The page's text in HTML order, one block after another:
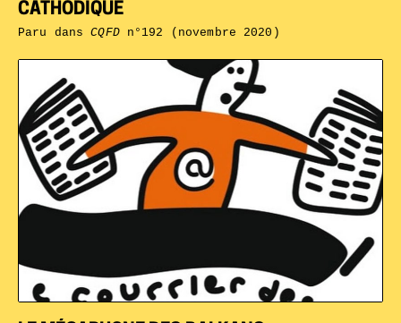
CATHODIQUE
Paru dansCQFDn°192 (novembre 2020)